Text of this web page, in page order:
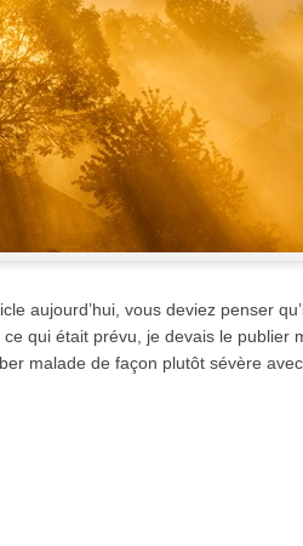
aujourd’hui, vous deviez penser
qui était prévu, je devais le publier
malade de façon plutôt sévère